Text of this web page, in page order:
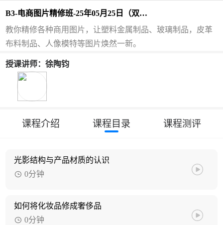
B3-电商图片精修班-25年05月25日（双
师）
教你精修各种商用图片，让塑料金属制品、玻璃制品，皮革
布料制品、人像模特等图片焕然一新。
授课讲师：徐陶钧
课程介绍 课程目录 课程测评
光影结构与产品材质的认识
0分钟
如何将化妆品修成奢侈品
0分钟